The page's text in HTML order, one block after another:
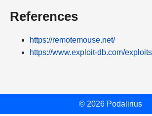
References
https://remotemouse.net/
https://www.exploit-db.com/
© 2026 Podalirius